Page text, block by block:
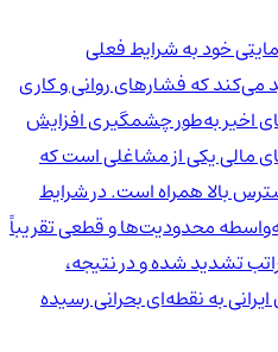
خود به شرایط فعلی
می‌کند که فشارهای روانی و کاری
اخیر به‌طور چشمگیری افزایش
مالی یکی از مشاغلی است که
بالا همراه است. در شرایط
محدودیت‌ها و قطعی تقریباً
تشدید شده و در نتیجه،
به نقطه‌ای بحرانی رسیده